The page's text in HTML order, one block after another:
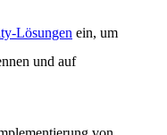
Lösungen ein, um
und auf